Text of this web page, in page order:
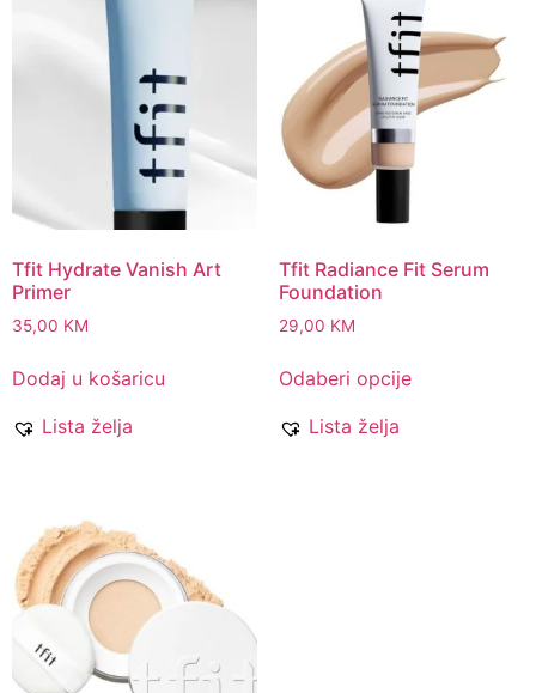
Tfit Hydrate Vanish Art
Primer
35,00 KM
Dodaj u košaricu
Lista želja
Tfit Radiance Fit Serum
Foundation
29,00 KM
Odaberi opcije
Lista želja